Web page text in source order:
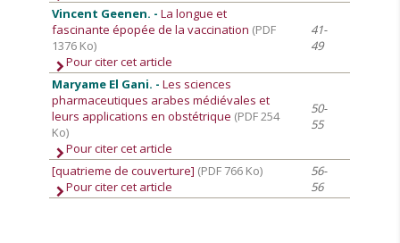
Vincent Geenen. -La longue et
fascinante épopée de la vaccination (PDF
1376 Ko)
Pour citer cet article
41-
49
Maryame El Gani. -Les sciences
pharmaceutiques arabes médiévales et
leurs applications en obstétrique (PDF 254
Ko)
Pour citer cet article
50-
55
[quatrieme de couverture] (PDF 766 Ko)
Pour citer cet article
56-
56